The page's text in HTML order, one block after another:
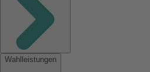
Wahlleistungen